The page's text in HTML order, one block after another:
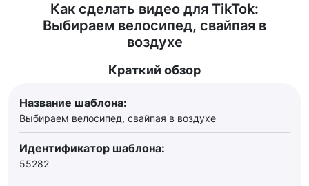
Как сделать видео для TikTok:
Выбираем велосипед, свайпая в
воздухе
Краткий обзор
Название шаблона:
Выбираем велосипед, свайпая в воздухе
Идентификатор шаблона:
55282